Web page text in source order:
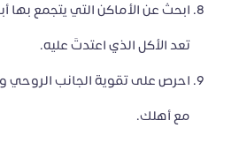
ابحث عن الأماكن التي يتجمع بها
تعد الأكل الذي اعتدتَ عليه.
احرص على تقوية الجانب الروحي
مع أهلك.